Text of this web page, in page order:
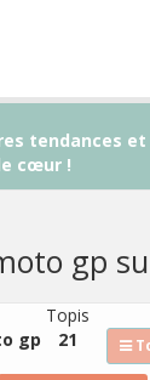
tendances et
cœur !
gp
gp
Topis
21